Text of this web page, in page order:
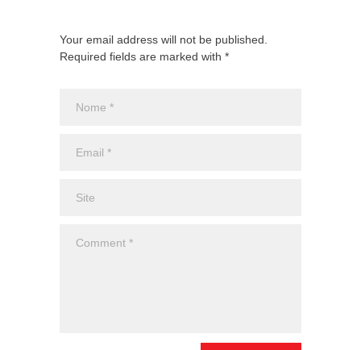
Your email address will not be published.
Required fields are marked with *